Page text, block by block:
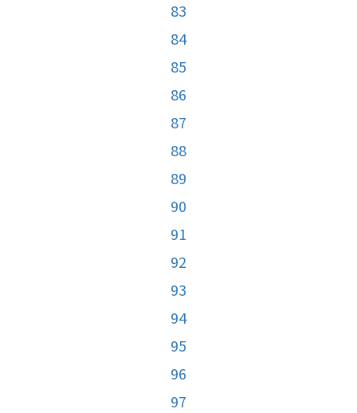
83
84
85
86
87
88
89
90
91
92
93
94
95
96
97